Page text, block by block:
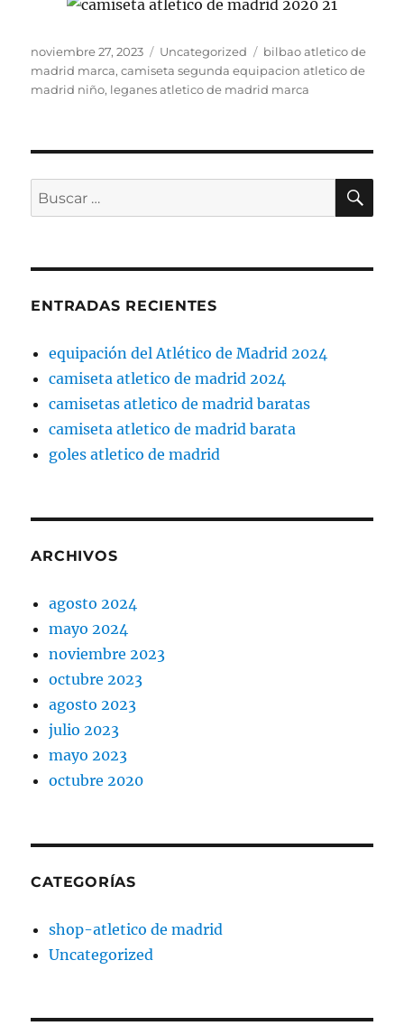
Publicado
el
noviembre 27, 2023 Categorías
Uncategorized Etiquetas
bilbao atletico de
madrid marca,camiseta segunda equipacion atletico de
madrid niño, leganes atletico de madrid marca
Buscar
por:
ENTRADAS RECIENTES
equipación del Atlético de Madrid 2024
camiseta atletico de madrid 2024
camisetas atletico de madrid baratas
camiseta atletico de madrid barata
goles atletico de madrid
ARCHIVOS
agosto 2024
mayo 2024
noviembre 2023
octubre 2023
agosto 2023
julio 2023
mayo 2023
octubre 2020
CATEGORÍAS
shop-atletico de madrid
Uncategorized